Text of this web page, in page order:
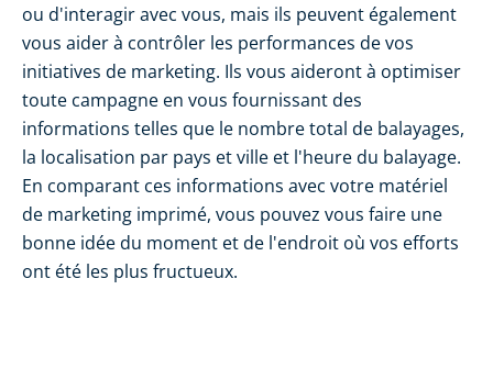
ou d'interagir avec vous, mais ils peuvent également
vous aider à contrôler les performances de vos
initiatives de marketing. Ils vous aideront à optimiser
toute campagne en vous fournissant des
informations telles que le nombre total de balayages,
la localisation par pays et ville et l'heure du balayage.
En comparant ces informations avec votre matériel
de marketing imprimé, vous pouvez vous faire une
bonne idée du moment et de l'endroit où vos efforts
ont été les plus fructueux.